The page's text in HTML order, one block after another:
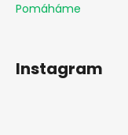
Pomáháme
Instagram